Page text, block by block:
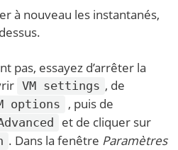
à nouveau les instantanés,
pas, essayez d’arrêter la
VM settings , de
options
, puis de
et de cliquer sur
. Dans la fenêtre Paramètres